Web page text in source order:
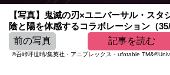
【写真】鬼滅の刃×ユニバーサル・スタ
陰と陽を体感するコラボレーション（35/
前の写真
記事を読む
©吾峠呼世晴/集英社・アニプレックス・ufotable